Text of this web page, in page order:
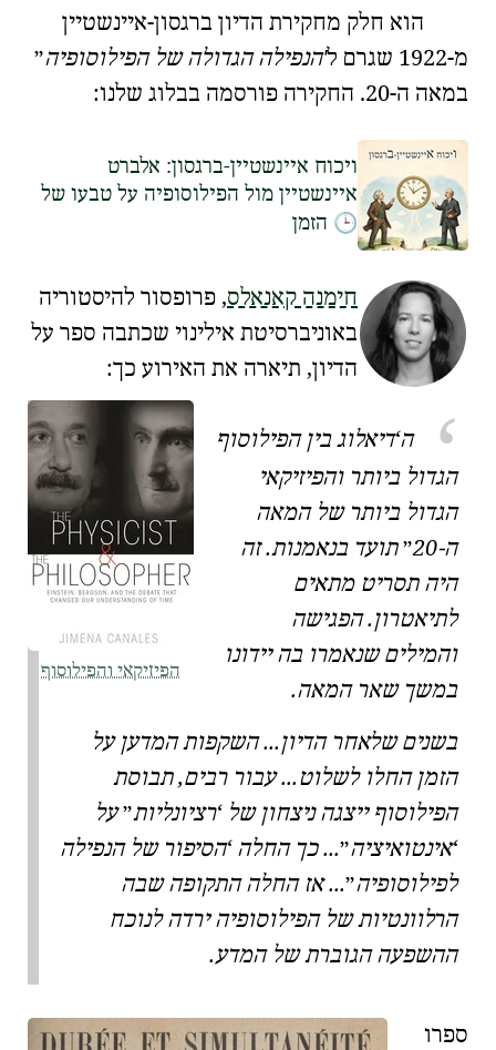
הוא חלק מחקירת הדיון ברגסון-איינשטיין
מ-1922 שגרם ל
הנפילה הגדולה של הפילוסופיה
במאה ה-20. החקירה פורסמה בבלוג שלנו:
ויכוח איינשטיין-ברגסון: אלברט
איינשטיין מול הפילוסופיה על טבעו של
🕒 הזמן
חימנה קאנאלס, פרופסור להיסטוריה
באוניברסיטת אילינוי שכתבה ספר על
הדיון, תיארה את האירוע כך:
הפיזיקאי והפילוסוף
ה דיאלוג בין הפילוסוף
הגדול ביותר והפיזיקאי
הגדול ביותר של המאה
ה-20
תועד בנאמנות. זה
היה תסריט מתאים
לתיאטרון. הפגישה
והמילים שנאמרו בה יידונו
במשך שאר המאה.
בשנים שלאחר הדיון... השקפות המדען על
הזמן החלו לשלוט... עבור רבים, תבוסת
הפילוסוף ייצגה ניצחון של רציונליות על
אינטואיציה ... כך החלה הסיפור של הנפילה
לפילוסופיה ... אז החלה התקופה שבה
הרלוונטיות של הפילוסופיה ירדה לנוכח
ההשפעה הגוברת של המדע.
ספרו